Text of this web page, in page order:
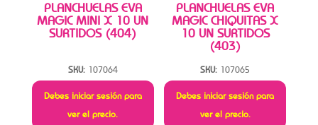
PLANCHUELAS EVA
MAGIC MINI X 10 UN
SURTIDOS (404)
SKU: 107064
Debes iniciar sesión para
ver el precio.
PLANCHUELAS EVA
MAGIC CHIQUITAS X
10 UN SURTIDOS
(403)
SKU: 107065
Debes iniciar sesión para
ver el precio.